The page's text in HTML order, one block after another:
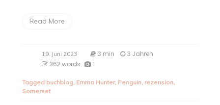
Read More
19. Juni 2023 3 min
3 Jahren
362 words
1
Tagged buchblog, Emma Hunter, Penguin, rezension,
Somerset